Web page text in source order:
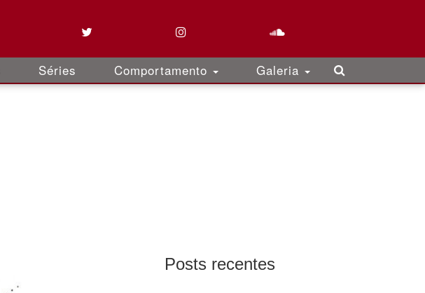
Séries Comportamento Galeria
Posts recentes